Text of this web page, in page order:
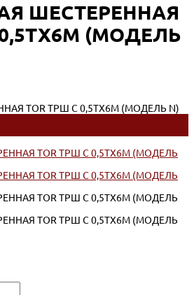
ШЕСТЕРЕННАЯ
0,5ТХ6М (МОДЕЛЬ
TOR ТРШ C 0,5ТХ6М (МОДЕЛЬ N)